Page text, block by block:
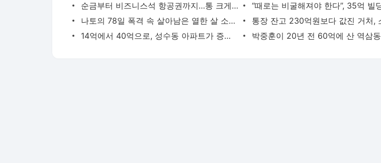
순금부터 비즈니스석 항공권까지…통 크게 스태프 챙긴 소지섭·아이유·김우빈
나토의 78일 폭격 속 살아남은 열한 살 소년은 어떻게 세계 1위가 됐나
14억에서 40억으로, 성수동 아파트가 증명한 남궁민의 27년 공식